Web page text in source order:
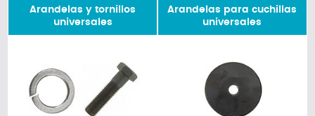
Arandelas y tornillos
universales
Arandelas para cuchillas
universales